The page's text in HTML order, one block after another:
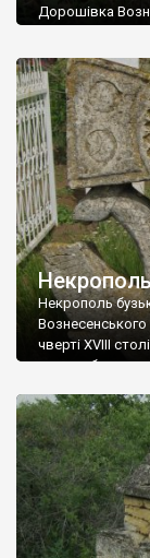
Дорошівка
просів у землю.
знищило ціле
поховання
цьому руйнують
Некрополь
Некрополь
Вознесенського
чверті XVІІІ
дуже небагато
двоголовим
центральному
подібні хрести